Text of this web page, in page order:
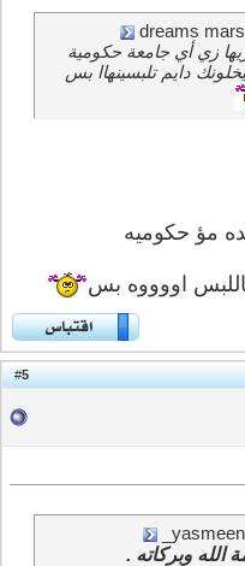
زي أي جامعة حكومية
دايم تلبسينهاا بس
مؤ حكوميه
اووووه بس
وبركاته .